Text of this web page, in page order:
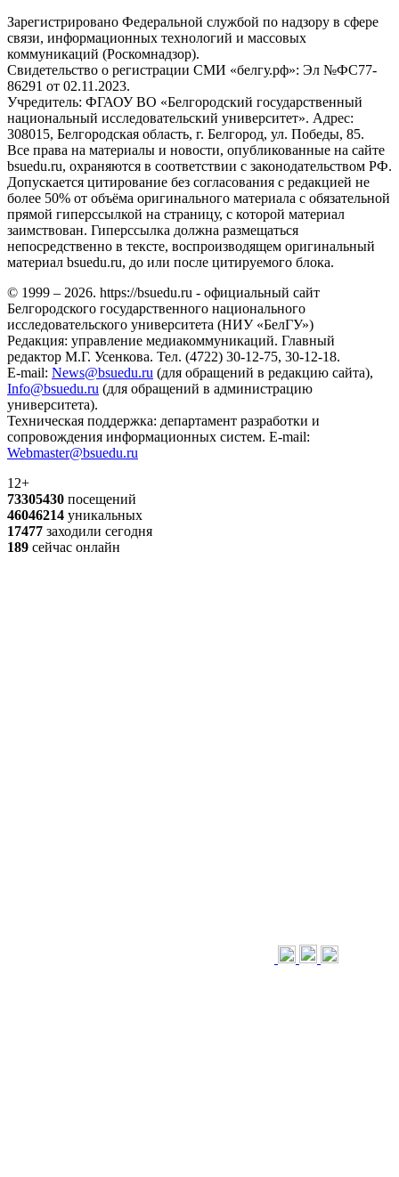
Зарегистрировано Федеральной службой по надзору в сфере
связи, информационных технологий и массовых
коммуникаций (Роскомнадзор).
Свидетельство о регистрации СМИ «белгу.рф»: Эл №ФС77-
86291 от 02.11.2023.
Учредитель: ФГАОУ ВО «Белгородский государственный
национальный исследовательский университет». Адрес:
308015, Белгородская область, г. Белгород, ул. Победы, 85.
Все права на материалы и новости, опубликованные на сайте
bsuedu.ru, охраняются в соответствии с законодательством РФ.
Допускается цитирование без согласования с редакцией не
более 50% от объёма оригинального материала с обязательной
прямой гиперссылкой на страницу, с которой материал
заимствован. Гиперссылка должна размещаться
непосредственно в тексте, воспроизводящем оригинальный
материал bsuedu.ru, до или после цитируемого блока.
© 1999 – 2026. https://bsuedu.ru - официальный сайт
Белгородского государственного национального
исследовательского университета (НИУ «БелГУ»)
Редакция: управление медиакоммуникаций. Главный
редактор М.Г. Усенкова. Тел. (4722) 30-12-75, 30-12-18.
E-mail: News@bsuedu.ru (для обращений в редакцию сайта),
Info@bsuedu.ru (для обращений в администрацию
университета).
Техническая поддержка: департамент разработки и
сопровождения информационных систем. E-mail:
Webmaster@bsuedu.ru
12+
73305430 посещений
46046214 уникальных
17477 заходили сегодня
189 сейчас онлайн